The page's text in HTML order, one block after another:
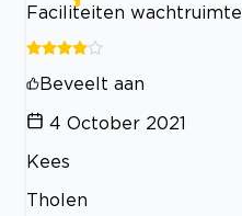
Faciliteiten wachtruimte
Beveelt aan
4 October 2021
Kees
Tholen